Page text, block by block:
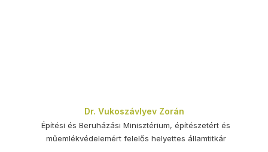
Dr. Vukoszávlyev Zorán
Építési és Beruházási Minisztérium, építészetért és
műemlékvédelemért felelős helyettes államtitkár